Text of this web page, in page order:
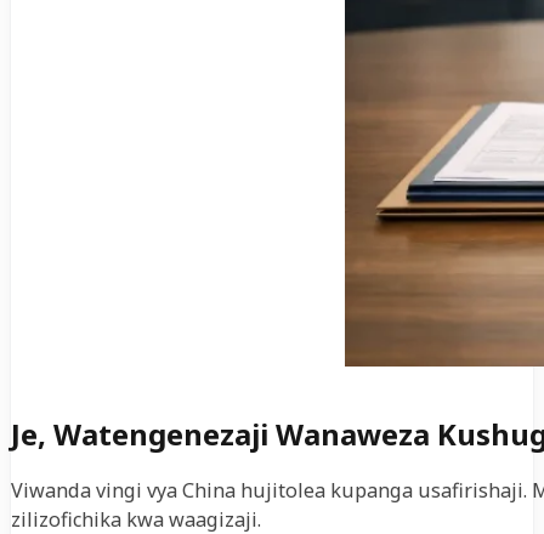
Je, Watengenezaji Wanaweza
Viwanda vingi vya China hujitolea kupanga
zilizofichika kwa waagizaji.